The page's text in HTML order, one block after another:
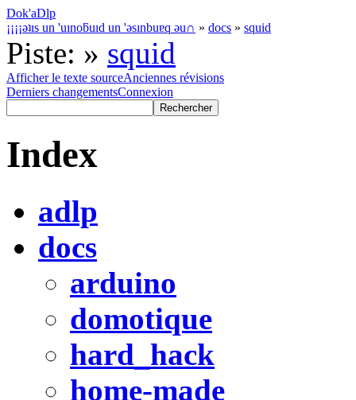
Dok'aDlp
¡¡¡¡ǝʇıs un 'uınoƃuıd un 'ǝsınbuɐq ǝu∩ » docs » squid
Piste: » squid
Afficher le texte sourceAnciennes révisions
Derniers changementsConnexion
Index
adlp
docs
arduino
domotique
hard_hack
home-made